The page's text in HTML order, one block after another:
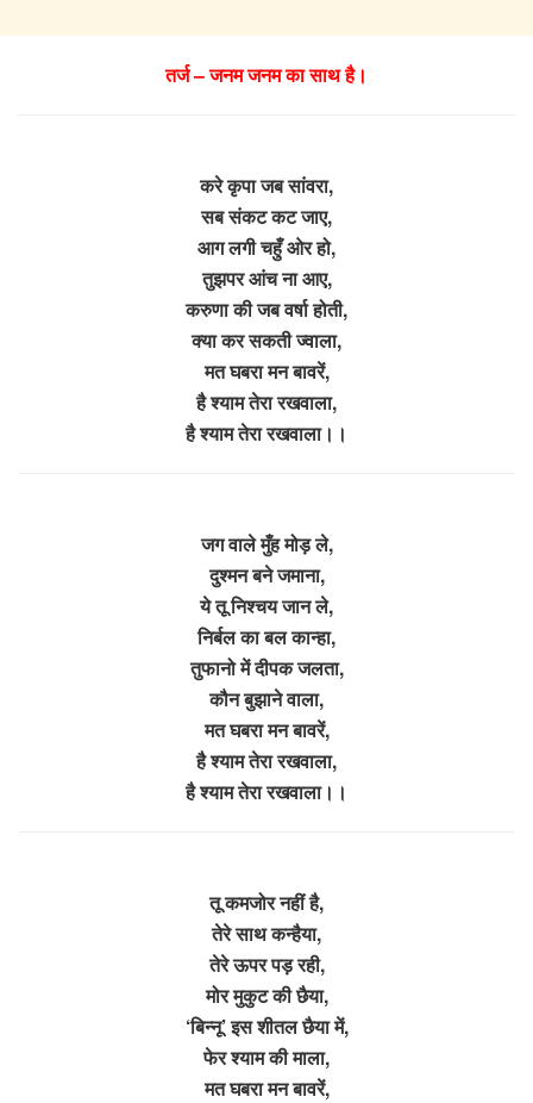
तर्ज – जनम जनम का साथ है।
करे कृपा जब सांवरा,
सब संकट कट जाए,
आग लगी चहुँ ओर हो,
तुझपर आंच ना आए,
करुणा की जब वर्षा होती,
क्या कर सकती ज्वाला,
मत घबरा मन बावरें,
है श्याम तेरा रखवाला,
है श्याम तेरा रखवाला।।
जग वाले मुँह मोड़ ले,
दुश्मन बने जमाना,
ये तू निश्चय जान ले,
निर्बल का बल कान्हा,
तुफानो में दीपक जलता,
कौन बुझाने वाला,
मत घबरा मन बावरें,
है श्याम तेरा रखवाला,
है श्याम तेरा रखवाला।।
तू कमजोर नहीं है,
तेरे साथ कन्हैया,
तेरे ऊपर पड़ रही,
मोर मुकुट की छैया,
‘बिन्नू’ इस शीतल छैया में,
फेर श्याम की माला,
मत घबरा मन बावरें,